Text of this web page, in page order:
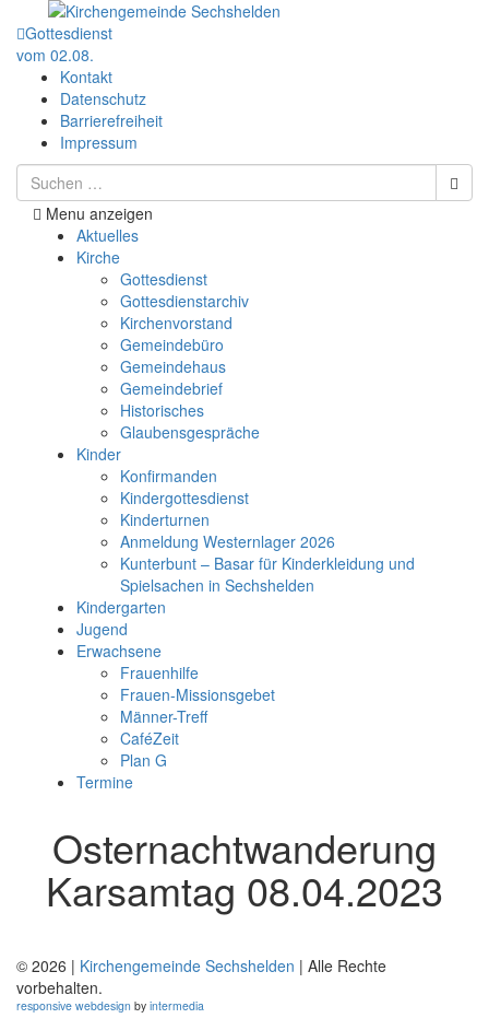
Gottesdienst
vom 02.08.
Kontakt
Datenschutz
Barrierefreiheit
Impressum
Menu anzeigen
Aktuelles
Kirche
Gottesdienst
Gottesdienstarchiv
Kirchenvorstand
Gemeindebüro
Gemeindehaus
Gemeindebrief
Historisches
Glaubensgespräche
Kinder
Konfirmanden
Kindergottesdienst
Kinderturnen
Anmeldung Westernlager 2026
Kunterbunt – Basar für Kinderkleidung und
Spielsachen in Sechshelden
Kindergarten
Jugend
Erwachsene
Frauenhilfe
Frauen-Missionsgebet
Männer-Treff
CaféZeit
Plan G
Termine
Osternachtwanderung
Karsamtag 08.04.2023
© 2026 | Kirchengemeinde Sechshelden | Alle Rechte
vorbehalten.
responsive webdesign by intermedia